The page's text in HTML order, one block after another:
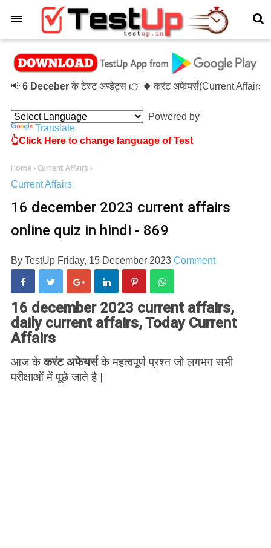
6 Deceberके टेस्ट अप्डेट्स 👉 ◆ करंट अफेयर्स(Current Affairs)-
Powered by
Translate
👆Click Here to change language of Test
Home › Current Affairs ›
Current Affairs
16 december 2023 current affairs
online quiz in hindi - 869
By TestUp Friday, 15 December 2023 Comment
16 december 2023 current affairs,
daily current affairs, Today Current
Affairs
आज केकरंट अफेयर्सके महत्वपूर्ण प्रश्न जो लगभग सभी
परीक्षाओं में पूछे जाते है |